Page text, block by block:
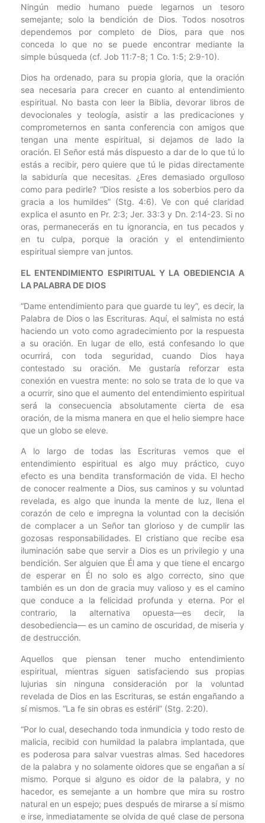
Ningún medio humano puede legarnos un tesoro
semejante; solo la bendición de Dios. Todos nosotros
dependemos por completo de Dios, para que nos
conceda lo que no se puede encontrar mediante la
simple búsqueda (cf. Job 11:7-8; 1 Co. 1:5; 2:9-10).
Dios ha ordenado, para su propia gloria, que la oración
sea necesaria para crecer en cuanto al entendimiento
espiritual. No basta con leer la Biblia, devorar libros de
devocionales y teología, asistir a las predicaciones y
comprometernos en santa conferencia con amigos que
tengan una mente espiritual, si dejamos de lado la
oración. El Señor está más dispuesto a dar de lo que tú lo
estás a recibir, pero quiere que tú le pidas directamente
la sabiduría que necesitas. ¿Eres demasiado orgulloso
como para pedirle? “Dios resiste a los soberbios pero da
gracia a los humildes” (Stg. 4:6). Ve con qué claridad
explica el asunto en Pr. 2:3; Jer. 33:3 y Dn. 2:14-23. Si no
oras, permanecerás en tu ignorancia, en tus pecados y
en tu culpa, porque la oración y el entendimiento
espiritual siempre van juntos.
EL ENTENDIMIENTO ESPIRITUAL Y LA OBEDIENCIA A
LA PALABRA DE DIOS
“Dame entendimiento para que guarde tu ley”, es decir, la
Palabra de Dios o las Escrituras. Aquí, el salmista no está
haciendo un voto como agradecimiento por la respuesta
a su oración. En lugar de ello, está confesando lo que
ocurrirá, con toda seguridad, cuando Dios haya
contestado su oración. Me gustaría reforzar esta
conexión en vuestra mente: no solo se trata de lo que va
a ocurrir, sino que el aumento del entendimiento espiritual
será la consecuencia absolutamente cierta de esa
oración, de la misma manera en que el helio siempre hace
que un globo se eleve.
A lo largo de todas las Escrituras vemos que el
entendimiento espiritual es algo muy práctico, cuyo
efecto es una bendita transformación de vida. El hecho
de conocer realmente a Dios, sus caminos y su voluntad
revelada, es algo que inunda la mente de luz, llena el
corazón de celo e impregna la voluntad con la decisión
de complacer a un Señor tan glorioso y de cumplir las
gozosas responsabilidades. El cristiano que recibe esa
iluminación sabe que servir a Dios es un privilegio y una
bendición. Ser alguien que Él ama y que tiene el encargo
de esperar en Él no solo es algo correcto, sino que
también es un don de gracia muy valioso y es el camino
que conduce a la felicidad profunda y eterna. Por el
contrario, la alternativa opuesta—es decir, la
desobediencia— es un camino de oscuridad, de miseria y
de destrucción.
Aquellos que piensan tener mucho entendimiento
espiritual, mientras siguen satisfaciendo sus propias
lujurias sin ninguna consideración por la voluntad
revelada de Dios en las Escrituras, se están engañando a
sí mismos. “La fe sin obras es estéril” (Stg. 2:20).
“Por lo cual, desechando toda inmundicia y todo resto de
malicia, recibid con humildad la palabra implantada, que
es poderosa para salvar vuestras almas. Sed hacedores
de la palabra y no solamente oidores que se engañan a sí
mismo. Porque si alguno es oidor de la palabra, y no
hacedor, es semejante a un hombre que mira su rostro
natural en un espejo; pues después de mirarse a sí mismo
e irse, inmediatamente se olvida de qué clase de persona